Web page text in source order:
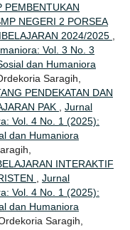
PEMBENTUKAN
NEGERI 2 PORSEA
2024/2025
Vol. 3 No. 3
dan Humaniora
Saragih,
PENDEKATAN DAN
PAK
Jurnal
Vol. 4 No. 1 (2025):
dan Humaniora
INTERAKTIF
Jurnal
Vol. 4 No. 1 (2025):
dan Humaniora
Saragih,